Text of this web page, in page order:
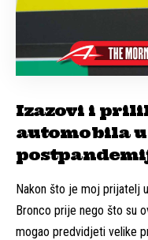
Izazovi i
automobila u
Nakon što je moj prijatelj
Bronco prije nego što su
mogao predvidjeti velike